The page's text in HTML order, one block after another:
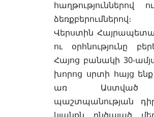
հաղթություններով
ձեռքբերումներով։
Վերստին
ու օրհնությունը
Հայոց բանակի 30-
խորոց սրտի հայց
առ Աստված
պաշտպանության